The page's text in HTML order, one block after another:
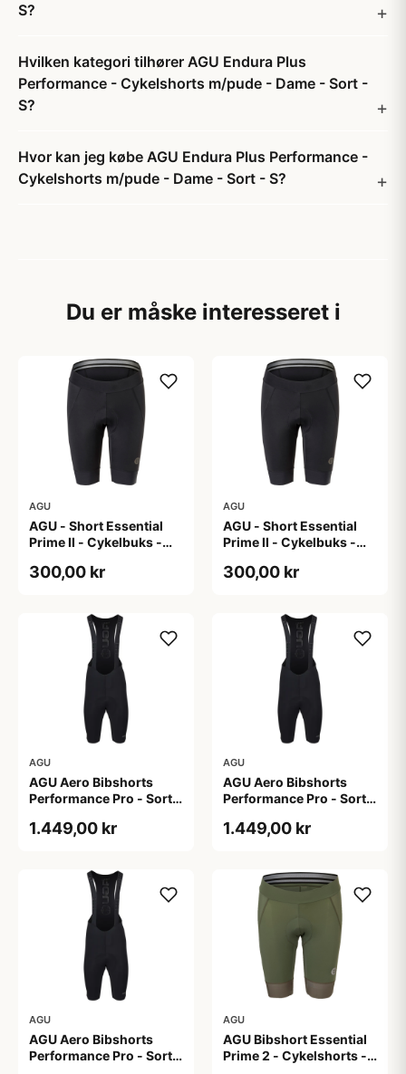
S?
Hvilken kategori tilhører AGU Endura Plus
Performance - Cykelshorts m/pude - Dame - Sort -
S?
Hvor kan jeg købe AGU Endura Plus Performance -
Cykelshorts m/pude - Dame - Sort - S?
Du er måske interesseret i
AGU
AGU - Short Essential
Prime II - Cykelbuks -
300,00 kr
AGU
AGU - Short Essential
Prime II - Cykelbuks -
300,00 kr
AGU
AGU Aero Bibshorts
Performance Pro - Sort -
1.449,00 kr
AGU
AGU Aero Bibshorts
Performance Pro - Sort -
1.449,00 kr
AGU
AGU Aero Bibshorts
Performance Pro - Sort -
AGU
AGU Bibshort Essential
Prime 2 - Cykelshorts -